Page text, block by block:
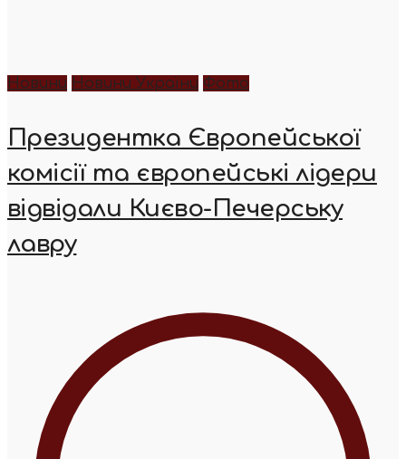
Новини Новини України Фото
Президентка Європейської
комісії та європейські лідери
відвідали Києво-Печерську
лавру